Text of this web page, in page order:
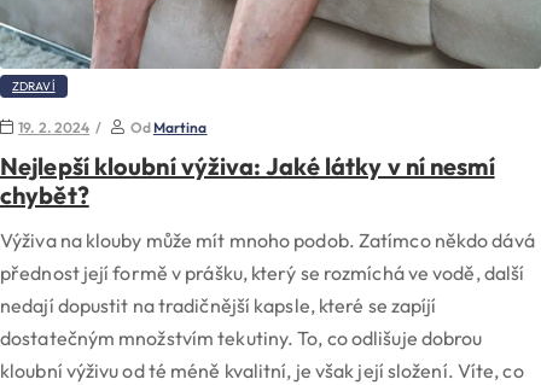
ZDRAVÍ
19. 2. 2024 OdMartina
Nejlepší kloubní výživa: Jaké látky v ní nesmí
chybět?
Výživa na klouby může mít mnoho podob. Zatímco někdo dává
přednost její formě v prášku, který se rozmíchá ve vodě, další
nedají dopustit na tradičnější kapsle, které se zapíjí
dostatečným množstvím tekutiny. To, co odlišuje dobrou
kloubní výživu od té méně kvalitní, je však její složení. Víte, co